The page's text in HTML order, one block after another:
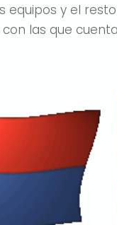
equipos y el
las que